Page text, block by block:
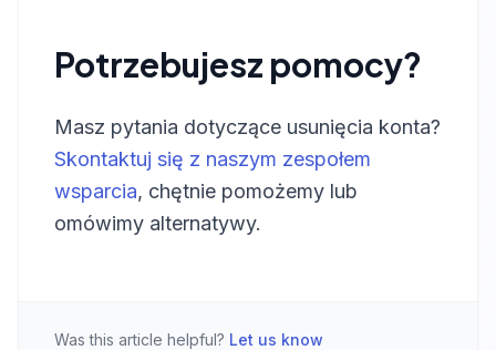
Potrzebujesz pomocy?
Masz pytania dotyczące usunięcia konta?
Skontaktuj się z naszym zespołem
wsparcia, chętnie pomożemy lub
omówimy alternatywy.
Was this article helpful? Let us know